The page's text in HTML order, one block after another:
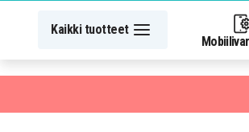
Kaikki tuotteet